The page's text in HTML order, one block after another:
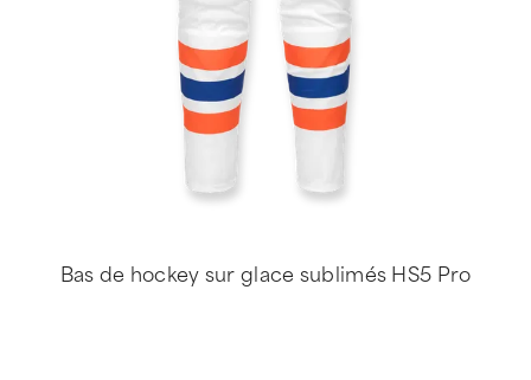
Bas de hockey sur glace sublimés HS5 Pro